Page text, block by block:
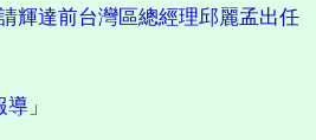
輝達前台灣區總經理邱麗孟出任
」